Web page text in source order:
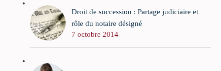
Droit de succession : Partage judiciaire et
rôle du notaire désigné
7 octobre 2014